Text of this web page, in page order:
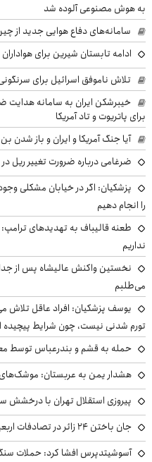
به هوش مصنوعی آلوده شد
سامانه‌های دفاع هوایی جدید از
ادامه تابستان شیرین برای
تلاش ناموفق اسرائیل برای
خیبرشکن ایران به سامانه
برای پاتریوت و تاد آمریکا
آیا جنگ آمریکا و ایران و باز
ضرغامی درباره ضرورت تغییر ریل
پزشکیان: اگر در خیابان مشکلی
را انجام دهیم
طعنه قالیباف به تهدیدهای
نداریم
نخستین واکنش عالیشاه پس از
می‌طلبم
یوسف پزشکیان: افراد عاقل تلاش
تورم شدنی نیست، چون شرایط
حمله به قشم و بندرعباس توسط
هشدار یمن به عربستان:
پیروزی استقلال تهران با درخشش
جان باختن ۲۴ زائر در تصادفات اربعینی؛ ۶۷ میلیون تردد ثبت شد